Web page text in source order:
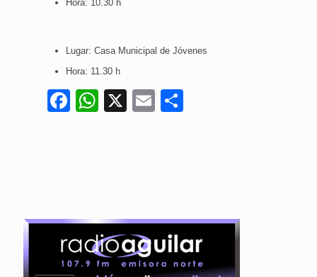
Hora: 10.30 h
Lugar: Casa Municipal de Jóvenes
Hora: 11.30 h
Facebook
WhatsApp
X Email